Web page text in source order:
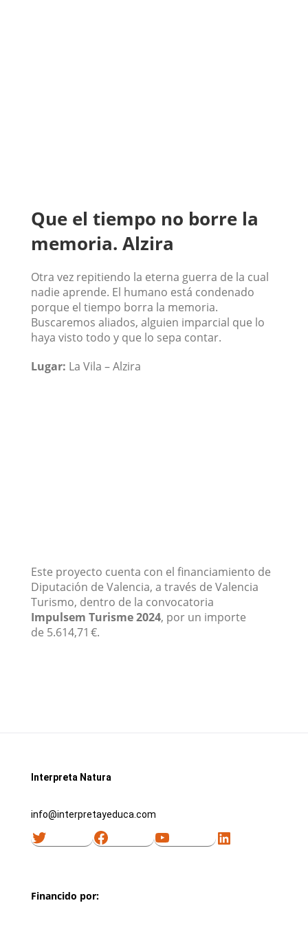
Que el tiempo no borre la
memoria. Alzira
Otra vez repitiendo la eterna guerra de la cual
nadie aprende. El humano está condenado
porque el tiempo borra la memoria.
Buscaremos aliados, alguien imparcial que lo
haya visto todo y que lo sepa contar.
Lugar: La Vila – Alzira
Este proyecto cuenta con el financiamiento de
Diputación de Valencia, a través de Valencia
Turismo, dentro de la convocatoria
Impulsem Turisme2024, por un importe
de 5.614,71 €.
Interpreta Natura
info@interpretayeduca.com
Twitter FacebookYouTubeLinkedIn
Financido por: